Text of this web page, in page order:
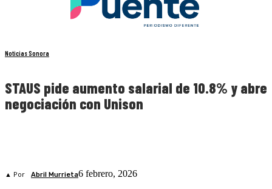
Noticias Sonora
STAUS pide aumento salarial de 10.8% y abre
negociación con Unison
▲ Por Abril Murrieta6 febrero, 2026